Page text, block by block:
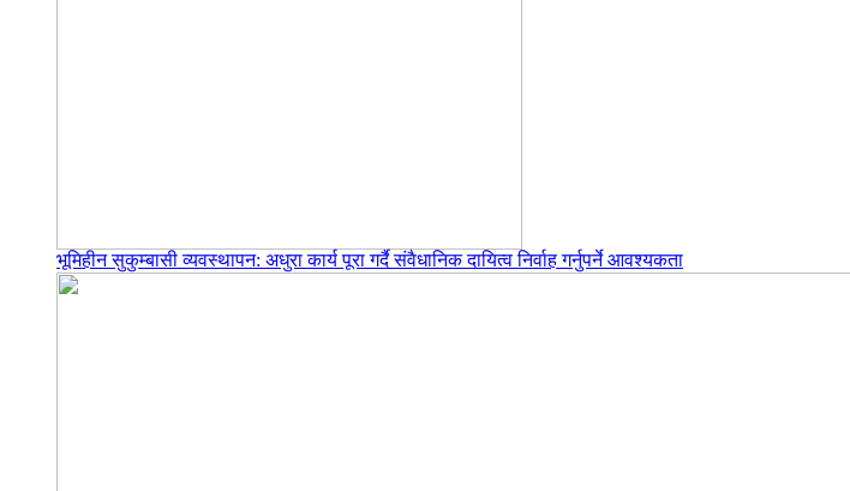
भूमिहीन सुकुम्बासी व्यवस्थापन: अधुरा कार्य पूरा गर्दै संवैधानिक दायित्व निर्वाह गर्नुपर्ने आवश्यकता